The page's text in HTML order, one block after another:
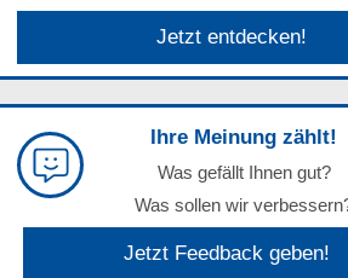
Jetzt entdecken!
Ihre Meinung zählt!
Was gefällt Ihnen gut?
Was sollen wir
Jetzt Feedback geben!